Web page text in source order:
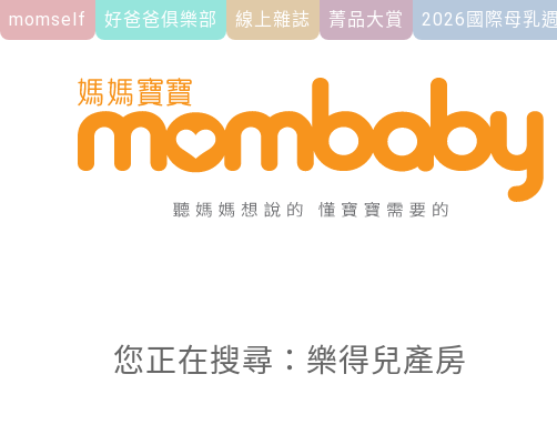
momself 好爸爸俱樂部 線上雜誌 菁品大賞 2026國際母乳週
您正在搜尋：樂得兒產房